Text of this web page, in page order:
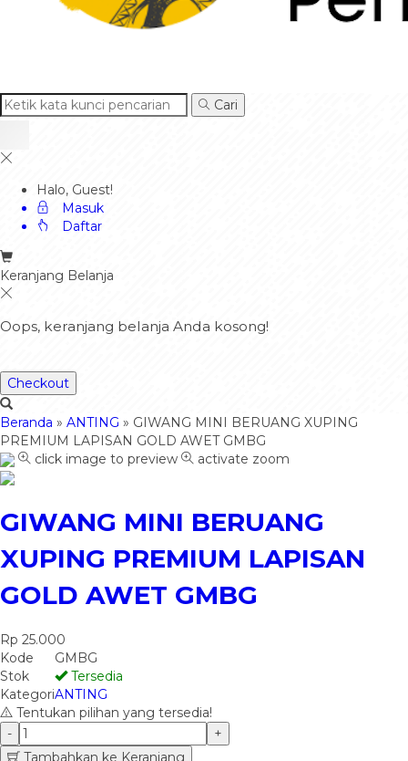
Cari
Halo, Guest!
Masuk
Daftar
Keranjang Belanja
Oops, keranjang belanja Anda kosong!
Checkout
Beranda » ANTING » GIWANG MINI BERUANG XUPING
PREMIUM LAPISAN GOLD AWET GMBG
click image to preview
activate zoom
GIWANG MINI BERUANG
XUPING PREMIUM LAPISAN
GOLD AWET GMBG
Rp 25.000
Kode
GMBG
Stok
Tersedia
KategoriANTING
Tentukan pilihan yang tersedia!
-
+
Tambahkan ke Keranjang